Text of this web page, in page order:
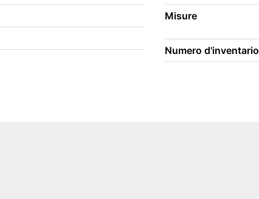
RACCOLTA DOCUMENTARIA
Misure
Numero d'inventario